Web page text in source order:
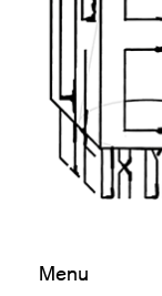
Menu